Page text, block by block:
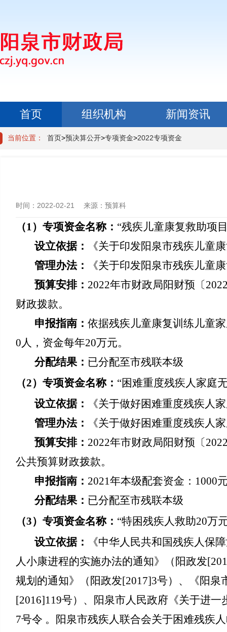
首页 组织机构
新闻资讯
政民互动
当前位置： 首页>预决算公开>专项资金>2022专项资金
时间： 2022-02-21 来源： 预算科
（1） 专项资金名称： “残疾儿童康复救助项
设立依据：
《关于印发阳泉市残疾儿童
管理办法：
《关于印发阳泉市残疾儿童
预算安排： 2022年市财政局阳财预〔20
财政拨款。
申报指南： 依据残疾儿童康复训练儿童
0人，资金每年20万元。
分配结果： 已分配至市残联本级
（2） 专项资金名称： “困难重度残疾人家庭
设立依据：
《关于做好困难重度残疾人
管理办法：
《关于做好困难重度残疾人
预算安排： 2022年市财政局阳财预〔20
公共预算财政拨款。
申报指南： 2021年本级配套资金：1000
分配结果： 已分配至市残联本级
（3） 专项资金名称： “特困残疾人救助20万
设立依据：
《中华人民共和国残疾人保
人小康进程的实施办法的通知》（阳政发
规划的通知》（阳政发[2017]3号）、《阳
[2016]119号）、阳泉市人民政府《关于进
7号令 。阳泉市残疾人联合会关于困难残疾